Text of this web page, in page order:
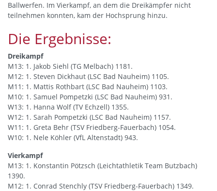
Ballwerfen. Im Vierkampf, an dem die Dreikämpfer nicht
teilnehmen konnten, kam der Hochsprung hinzu.
Die Ergebnisse:
Dreikampf
M13: 1. Jakob Siehl (TG Melbach) 1181.
M12: 1. Steven Dickhaut (LSC Bad Nauheim) 1105.
M11: 1. Mattis Rothbart (LSC Bad Nauheim) 1103.
M10: 1. Samuel Pompetzki (LSC Bad Nauheim) 931.
W13: 1. Hanna Wolf (TV Echzell) 1355.
W12: 1. Sarah Pompetzki (LSC Bad Nauheim) 1157.
W11: 1. Greta Behr (TSV Friedberg-Fauerbach) 1054.
W10: 1. Nele Köhler (VfL Altenstadt) 943.
Vierkampf
M13: 1. Konstantin Pötzsch (Leichtathletik Team Butzbach)
1390.
M12: 1. Conrad Stenchly (TSV Friedberg-Fauerbach) 1349.